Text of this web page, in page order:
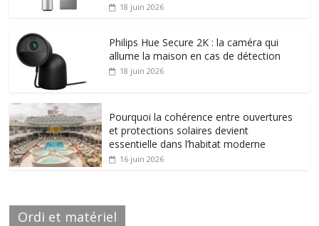
18 juin 2026
Philips Hue Secure 2K : la caméra qui
allume la maison en cas de détection
18 juin 2026
Pourquoi la cohérence entre ouvertures
et protections solaires devient
essentielle dans l’habitat moderne
16 juin 2026
Ordi et matériel